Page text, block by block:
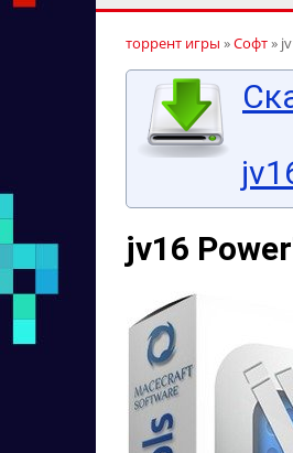
торрент игры »Софт»
jv16